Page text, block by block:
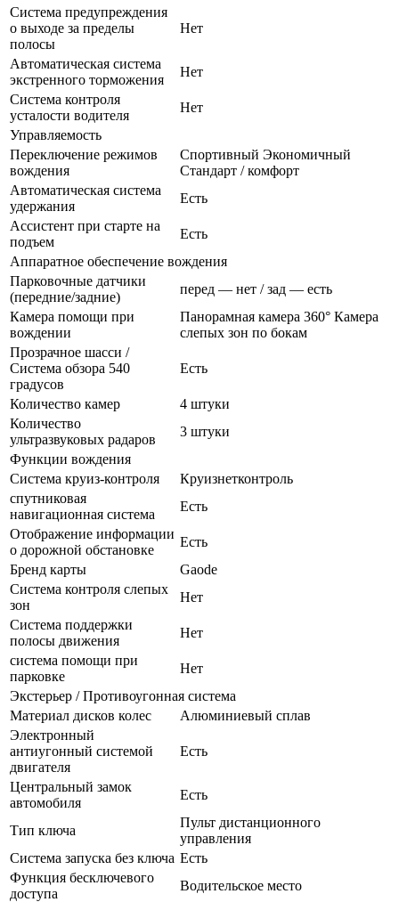
Система предупреждения
о выходе за пределы
полосы
Нет
Автоматическая система
экстренного торможения
Нет
Система контроля
усталости водителя
Нет
Управляемость
Переключение режимов
вождения
Спортивный Экономичный
Стандарт / комфорт
Автоматическая система
удержания
Есть
Ассистент при старте на
подъем
Есть
Аппаратное обеспечение вождения
Парковочные датчики
(передние/задние)
перед — нет / зад — есть
Камера помощи при
вождении
Панорамная камера 360° Камера
слепых зон по бокам
Прозрачное шасси /
Система обзора 540
градусов
Есть
Количество камер
4 штуки
Количество
ультразвуковых радаров
3 штуки
Функции вождения
Система круиз-контроля
Круизнетконтроль
спутниковая
навигационная система
Есть
Отображение информации
о дорожной обстановке
Есть
Бренд карты
Gaode
Система контроля слепых
зон
Нет
Система поддержки
полосы движения
Нет
система помощи при
парковке
Нет
Экстерьер / Противоугонная система
Материал дисков колес
Алюминиевый сплав
Электронный
антиугонный системой
двигателя
Есть
Центральный замок
автомобиля
Есть
Тип ключа
Пульт дистанционного
управления
Система запуска без ключа Есть
Функция бесключевого
доступа
Водительское место